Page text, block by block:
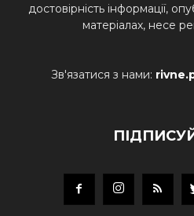
достовірність інформації,
матеріалах, несе
Зв'язатися з нами: